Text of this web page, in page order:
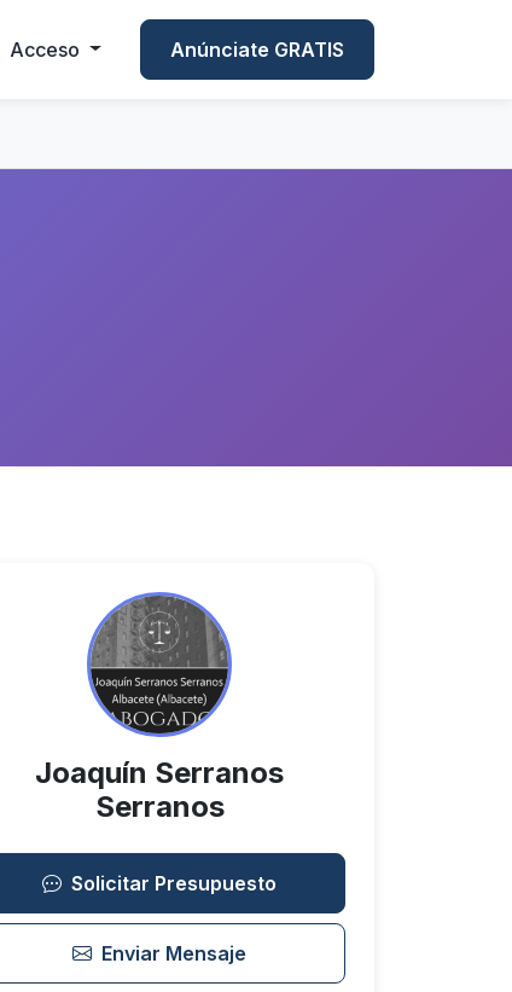
Acceso Anúnciate GRATIS
Joaquín Serranos
Serranos
Solicitar Presupuesto
Enviar Mensaje